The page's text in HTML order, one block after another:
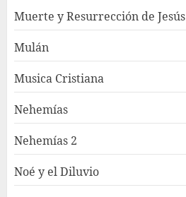
Muerte y Resurrección de Jesús
Mulán
Musica Cristiana
Nehemías
Nehemías 2
Noé y el Diluvio